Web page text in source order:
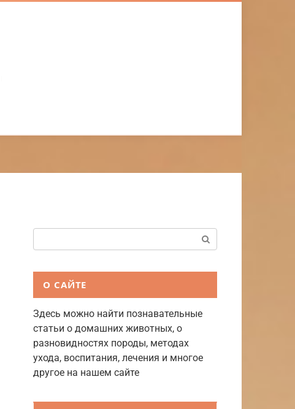
О САЙТЕ
Здесь можно найти познавательные
статьи о домашних животных, о
разновидностях породы, методах
ухода, воспитания, лечения и многое
другое на нашем сайте